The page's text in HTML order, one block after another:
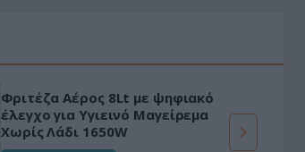
Φριτέζα Αέρος 8Lt με ψηφιακό
έλεγχο για Υγιεινό Μαγείρεμα
Χωρίς Λάδι 1650W